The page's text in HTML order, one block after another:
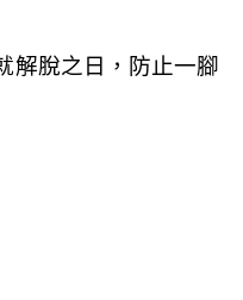
解脫之日，防止一腳